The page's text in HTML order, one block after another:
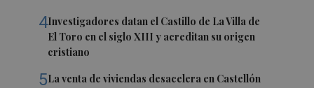
4Investigadores datan el Castillo de La Villa de
El Toro en el siglo XIII y acreditan su origen
cristiano
5La venta de viviendas desacelera en Castellón